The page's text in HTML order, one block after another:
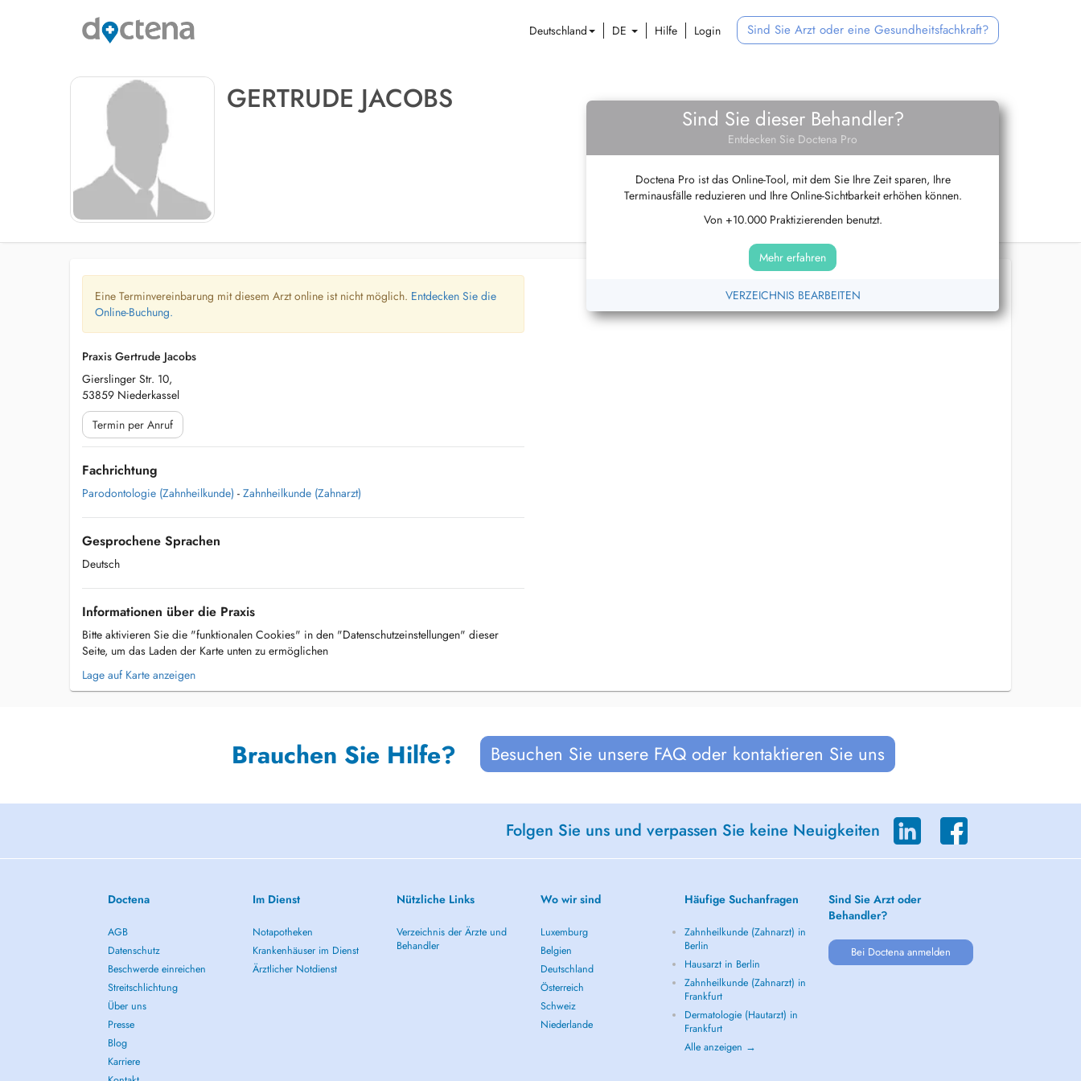
Deutschland DE Hilfe Login Sind Sie Arzt oder eine Gesundheitsfachkraft?
GERTRUDE JACOBS
Sind Sie dieser Behandler?
Entdecken Sie Doctena Pro
Doctena Pro ist das Online-Tool, mit dem Sie Ihre Zeit sparen, Ihre
Terminausfälle reduzieren und Ihre Online-Sichtbarkeit erhöhen können.
Von +10.000 Praktizierenden benutzt.
Mehr erfahren
VERZEICHNIS BEARBEITEN
Eine Terminvereinbarung mit diesem Arzt online ist nicht möglich. Entdecken Sie die
Online-Buchung.
Praxis Gertrude Jacobs
Gierslinger Str. 10,
53859 Niederkassel
Termin per Anruf
Fachrichtung
Parodontologie (Zahnheilkunde) - Zahnheilkunde (Zahnarzt)
Gesprochene Sprachen
Deutsch
Informationen über die Praxis
Bitte aktivieren Sie die "funktionalen Cookies" in den "Datenschutzeinstellungen" dieser
Seite, um das Laden der Karte unten zu ermöglichen
Lage auf Karte anzeigen
Brauchen Sie Hilfe? Besuchen Sie unsere FAQ oder kontaktieren Sie uns
Folgen Sie uns und verpassen Sie keine Neuigkeiten
Doctena
AGB
Datenschutz
Beschwerde einreichen
Streitschlichtung
Über uns
Presse
Blog
Karriere
Im Dienst
Notapotheken
Krankenhäuser im Dienst
Ärztlicher Notdienst
Nützliche Links
Verzeichnis der Ärzte und
Behandler
Wo wir sind
Luxemburg
Belgien
Deutschland
Österreich
Schweiz
Niederlande
Häufige Suchanfragen
Zahnheilkunde (Zahnarzt) in
Berlin
Hausarzt in Berlin
Zahnheilkunde (Zahnarzt) in
Frankfurt
Dermatologie (Hautarzt) in
Frankfurt
Alle anzeigen →
Sind Sie Arzt oder
Behandler?
Bei Doctena anmelden